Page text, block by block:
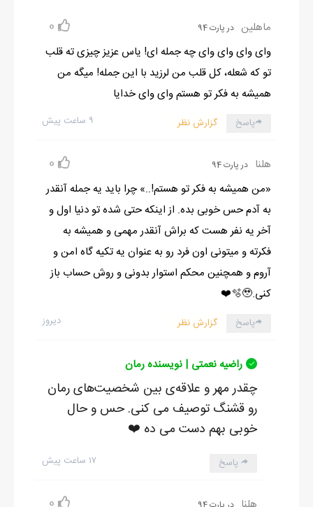
ماهلین در پارت 94 0
وای وای وای وای چه جمله ای! یاس عزیز چیزی ته قلب
تو که شعله، کل قلب من لرزید با این جمله! میگه من
همیشه به فکر تو هستم وای وای خدایا
۹ ساعت پیش پاسخ گزارش نظر
هلنا در پارت 94 0
«من همیشه به فکر تو هستم!..» چرا باید یه جمله آنقدر
به آدم حس خوبی بده. از اینکه حتی شده تو دنیا اول و
آخر یه نفر هست که براش آنقدر مهمی و همیشه به
فکرته و میتونی اون فرد رو به عنوان یه تکیه گاه امن و
آروم و همچنین محکم استوار بدونی و روش حساب باز
کنی.🫧🥹❤️
دیروز پاسخ گزارش نظر
راضیه نعمتی | نویسنده رمان
چقدر مهر و علاقه‌ی بین شخصیت‌های رمان
رو قشنگ توصیف می کنی. حس و حال
خوبی بهم دست می ده ❤️
۱۷ ساعت پیش پاسخ